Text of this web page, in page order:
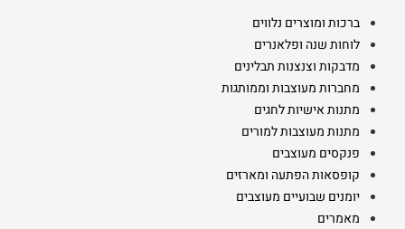
ברכות ומוצרים נלווים
לוחות שנה ופלאנרים
מדבקות וצנצנות תבלינים
מחברות מעוצבות וממותגות
מתנות אישיות לחגים
מתנות מעוצבות למורים
פנקסים מעוצבים
קופסאות הפתעה ומארזים
יומנים שבועיים מעוצבים
מאמרים